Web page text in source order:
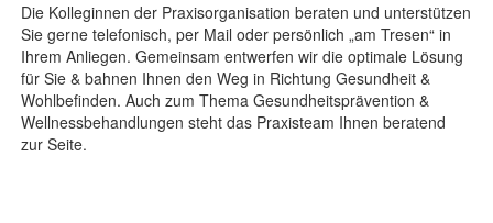
Die Kolleginnen der Praxisorganisation beraten und unterstützen
Sie gerne telefonisch, per Mail oder persönlich „am Tresen“ in
Ihrem Anliegen. Gemeinsam entwerfen wir die optimale Lösung
für Sie & bahnen Ihnen den Weg in Richtung Gesundheit &
Wohlbefinden. Auch zum Thema Gesundheitsprävention &
Wellnessbehandlungen steht das Praxisteam Ihnen beratend
zur Seite.